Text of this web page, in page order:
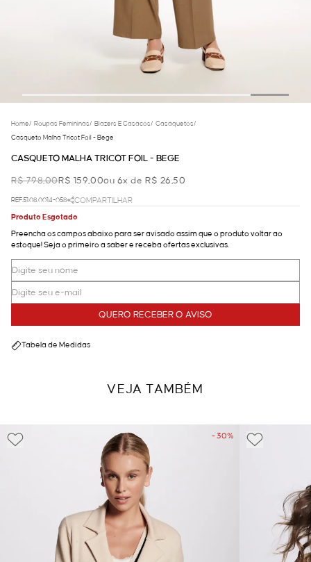
Home/ Roupas Femininas/ Blazers E Casacos/ Casaquetos/
Casqueto Malha Tricot Foil - Bege
CASQUETO MALHA TRICOT FOIL - BEGE
R$ 798,00R$ 159,00ou 6x de R$ 26,50
REF.51.08.0014-058
COMPARTILHAR
Produto Esgotado
Preencha os campos abaixo para ser avisado assim que o produto voltar ao
estoque! Seja o primeiro a saber e receba ofertas exclusivas.
QUERO RECEBER O AVISO
Tabela de Medidas
VEJA TAMBÉM
- 30%